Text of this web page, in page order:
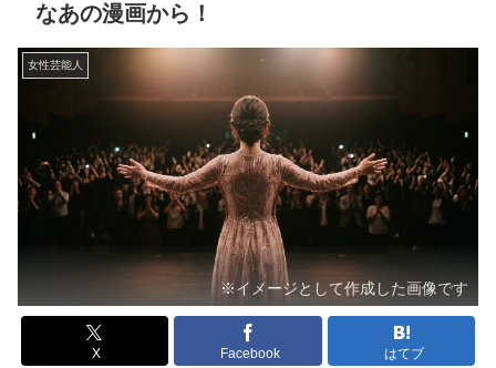
なあの漫画から！
女性芸能人
※イメージとして作成した画像です
X Facebook はてブ